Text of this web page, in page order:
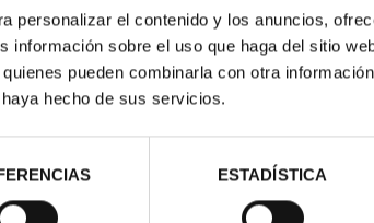
personalizar el contenido y los anuncios,
información sobre el uso que haga del sitio
pueden combinarla con otra
hecho de sus servicios.
ESTADÍSTICA
-
CIUDADES PATRIMONIO II-